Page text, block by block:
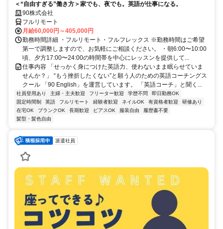
＜“自由すぎる”働き方＞家でも、夜でも。英語が仕事になる。
90株式会社
フルリモート
月給60,000円～405,000円
勤務時間詳細 ・フルリモート・フルフレックス ※勤務時間はご希望
第一で調整しますので、お気軽にご相談ください。 ・朝6:00〜10:00
頃、夕方17:00〜24:00の時間帯を中心にレッスンを提供して...
仕事内容 「せっかく身につけた英語力、使わないまま眠らせていま
せんか？」 “もう挫折したくない”と願う人のための英語コーチングス
クール 「90 English」を運営しています。 「英語コーチ」と聞く...
社員登用あり 主婦・主夫歓迎 フリーター歓迎 学歴不問
即日勤務OK
固定時間制
英語 フルリモート 経験者歓迎 ネイルOK 有資格者歓迎
研修あり
在宅OK
ブランクOK 長期歓迎 ピアスOK 服装自由
履歴書不要
髪型・髪色自由
派遣社員